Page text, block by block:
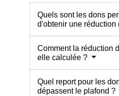
Quels sont les dons
d'obtenir une réduction
Comment la réduction
elle calculée ?
Quel report pour les
dépassent le plafond ?